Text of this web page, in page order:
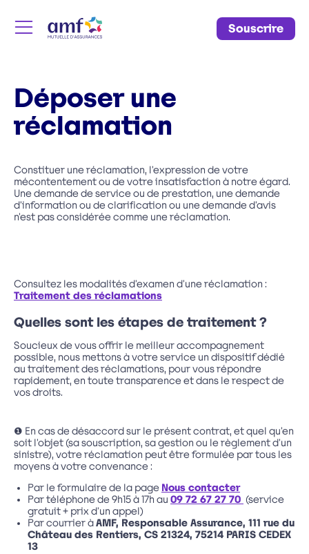
Souscrire
Déposer une
réclamation
Constituer une réclamation, l’expression de votre
mécontentement ou de votre insatisfaction à notre égard.
Une demande de service ou de prestation, une demande
d’information ou de clarification ou une demande d’avis
n’est pas considérée comme une réclamation.
Consultez les modalités d’examen d’une réclamation :
Traitement des réclamations
Quelles sont les étapes de traitement ?
Soucieux de vous offrir le meilleur accompagnement
possible, nous mettons à votre service un dispositif dédié
au traitement des réclamations, pour vous répondre
rapidement, en toute transparence et dans le respect de
vos droits.
❶ En cas de désaccord sur le présent contrat, et quel qu’en
soit l’objet (sa souscription, sa gestion ou le règlement d’un
sinistre), votre réclamation peut être formulée par tous les
moyens à votre convenance :
Par le formulaire de la page Nous contacter
Par téléphone de 9h15 à 17h au 09 72 67 27 70 (service
gratuit + prix d’un appel)
Par courrier àAMF, Responsable Assurance, 111 rue du
Château des Rentiers, CS 21324, 75214 PARIS CEDEX
13